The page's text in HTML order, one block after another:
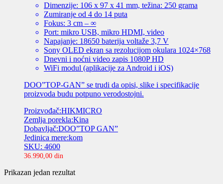
Dimenzije: 106 x 97 x 41 mm, težina: 250 grama
Zumiranje od 4 do 14 puta
Fokus: 3 cm – ∞
Port: mikro USB, mikro HDMI, video
Napajanje: 18650 baterija voltaže 3,7 V
Sony OLED ekran sa rezolucijom okulara 1024×768
Dnevni i noćni video zapis 1080P HD
WiFi modul (aplikacije za Android i iOS)
DOO”TOP-GAN” se trudi da opisi, slike i specifikacije
proizvoda budu potpuno verodostojni.
Proizvođač:HIKMICRO
Zemlja porekla:Kina
Dobavljač:DOO”TOP GAN”
Jedinica mere:kom
SKU: 4600
36.990,00 din
Prikazan jedan rezultat